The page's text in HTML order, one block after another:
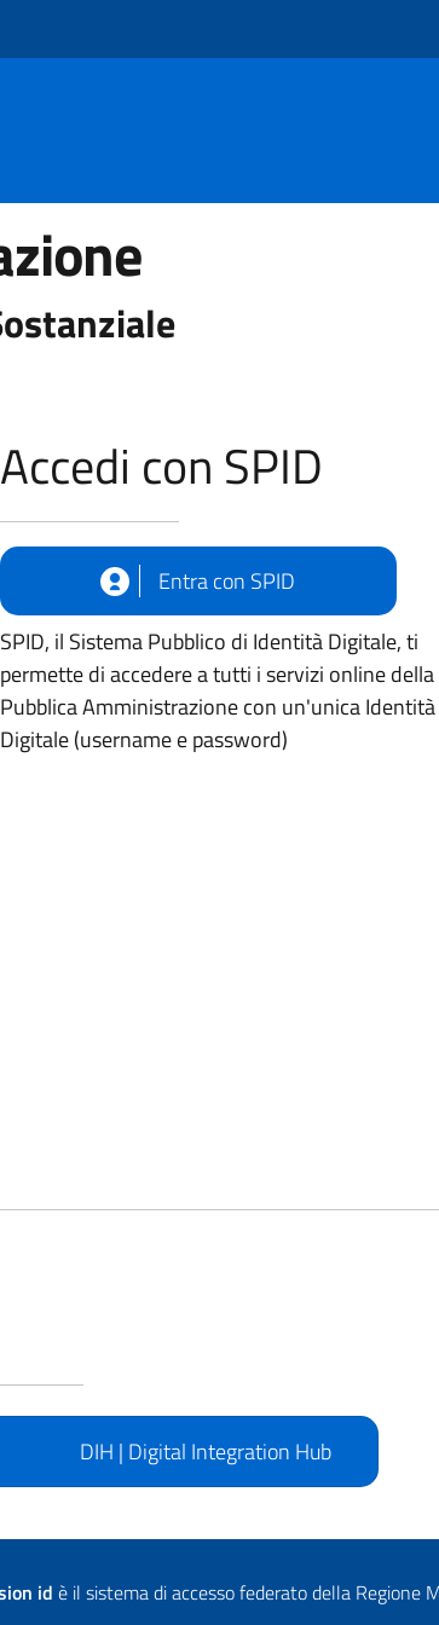
Accedi con SPID
Entra con SPID
SPID, il Sistema Pubblico di Identità Digitale, ti
permette di accedere a tutti i servizi online della
Pubblica Amministrazione con un'unica Identità
Digitale (username e password)
DIH | Digital Integration Hub
id è il sistema di accesso federato della Regione